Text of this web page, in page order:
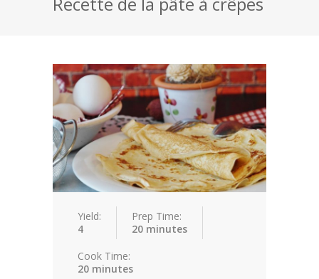
Dessert
Biscuits
Chocolat
Pâtisserie
Toutes nos recettes
Yield:
4
Prep Time:
20 minutes
Cook Time:
20 minutes